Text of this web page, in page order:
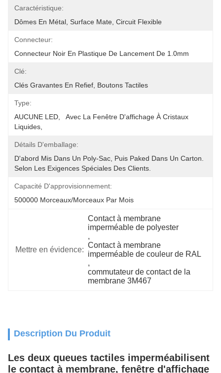
Caractéristique:
Dômes En Métal, Surface Mate, Circuit Flexible
Connecteur:
Connecteur Noir En Plastique De Lancement De 1.0mm
Clé:
Clés Gravantes En Refief, Boutons Tactiles
Type:
AUCUNE LED,   Avec La Fenêtre D'affichage À Cristaux
Liquides,
Détails D'emballage:
D'abord Mis Dans Un Poly-Sac, Puis Paked Dans Un Carton.
Selon Les Exigences Spéciales Des Clients.
Capacité D'approvisionnement:
500000 Morceaux/morceaux Par Mois
Mettre en évidence:
Contact à membrane
imperméable de polyester
,
Contact à membrane
imperméable de couleur de RAL
,
commutateur de contact de la
membrane 3M467
Description Du Produit
Les deux queues tactiles imperméabilisent
le contact à membrane, fenêtre d'affichage